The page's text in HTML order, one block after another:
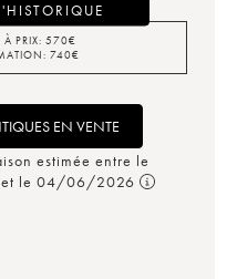
À PRIX: 570€
740€
EN VENTE
estimée entre le
le 04/06/2026